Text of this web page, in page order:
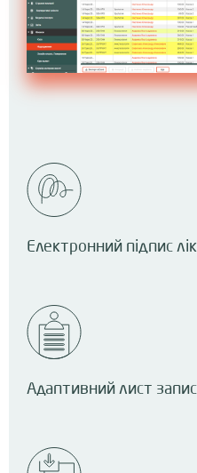
Електронний підпис
Адаптивний лист